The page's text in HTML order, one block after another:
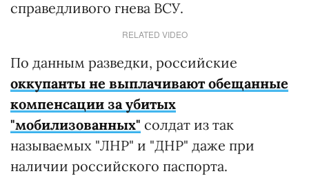
справедливого гнева ВСУ.
RELATED VIDEO
По данным разведки, российские
оккупанты не выплачивают обещанные
компенсации за убитых
"мобилизованных" солдат из так
называемых "ЛНР" и "ДНР" даже при
наличии российского паспорта.